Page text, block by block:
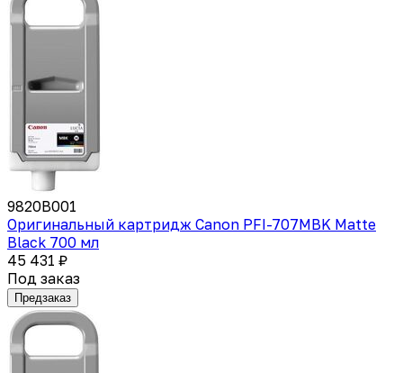
9820B001
Оригинальный картридж Canon PFI-707MBK Matte
Black 700 мл
45 431 ₽
Под заказ
Предзаказ